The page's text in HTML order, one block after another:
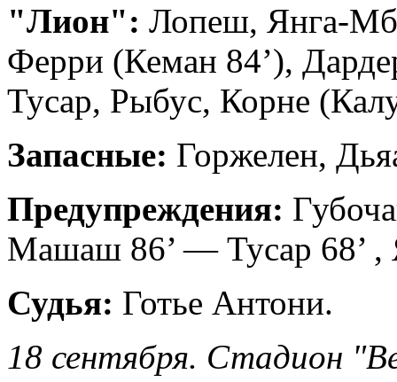
"Лион": Лопеш, Янга-
Ферри (Кеман 84’),
Тусар, Рыбус, Корне
Запасные: Горжелен,
Предупреждения:
Машаш 86’ — Тусар 68’ ,
Судья: Готье Антони.
18 сентября. Стадион